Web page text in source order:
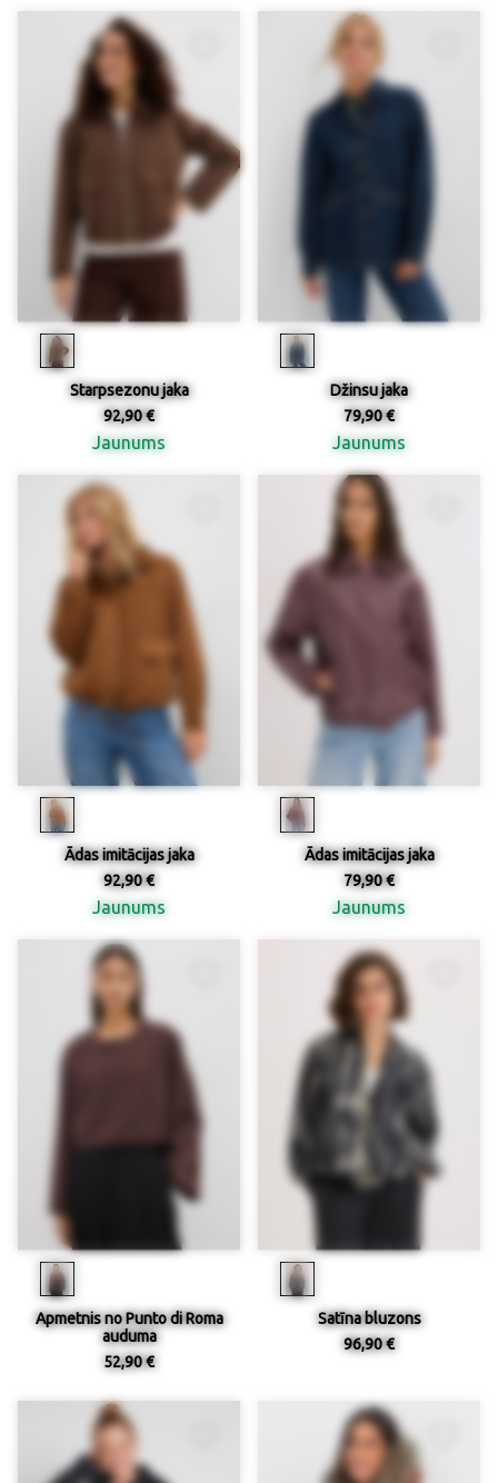
Starpsezonu jaka
92,90 €
Jaunums
Džinsu jaka
79,90 €
Jaunums
Ādas imitācijas jaka
92,90 €
Jaunums
Ādas imitācijas jaka
79,90 €
Jaunums
Apmetnis no Punto di Roma
auduma
52,90 €
Satīna bluzons
96,90 €